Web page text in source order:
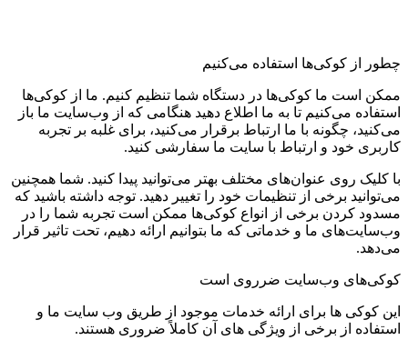
چطور از کوکی‌ها استفاده می‌کنیم
ممکن است ما کوکی‌ها در دستگاه شما تنظیم کنیم. ما از کوکی‌ها
استفاده می‌کنیم تا به ما اطلاع دهید هنگامی که از وب‌سایت ما باز
می‌کنید، چگونه با ما ارتباط برقرار می‌کنید، برای غلبه بر تجربه
کاربری خود و ارتباط با سایت ما سفارشی کنید.
با کلیک روی عنوان‌های مختلف بهتر می‌توانید پیدا کنید. شما همچنین
می‌توانید برخی از تنظیمات خود را تغییر دهید. توجه داشته باشید که
مسدود کردن برخی از انواع کوکی‌ها ممکن است تجربه شما را در
وب‌سایت‌های ما و خدماتی که ما بتوانیم ارائه دهیم، تحت تاثیر قرار
می‌دهد.
کوکی‌های وب‌سایت ضرروی است
این کوکی ها برای ارائه خدمات موجود از طریق وب سایت ما و
استفاده از برخی از ویژگی های آن کاملاً ضروری هستند.